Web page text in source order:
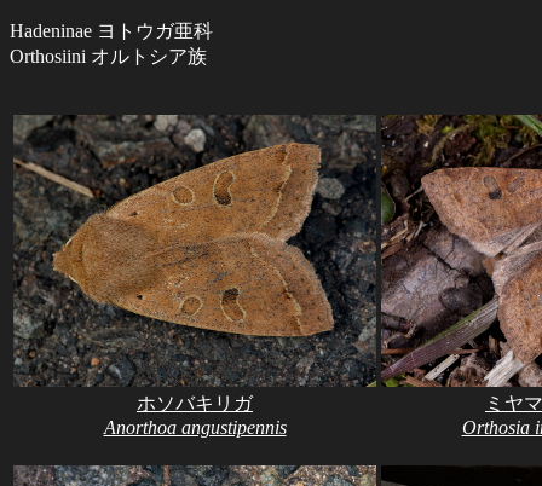
Hadeninae ヨトウガ亜科
Orthosiini オルトシア族
ホソバキリガ
Anorthoa angustipennis
ミヤ
Orthosia